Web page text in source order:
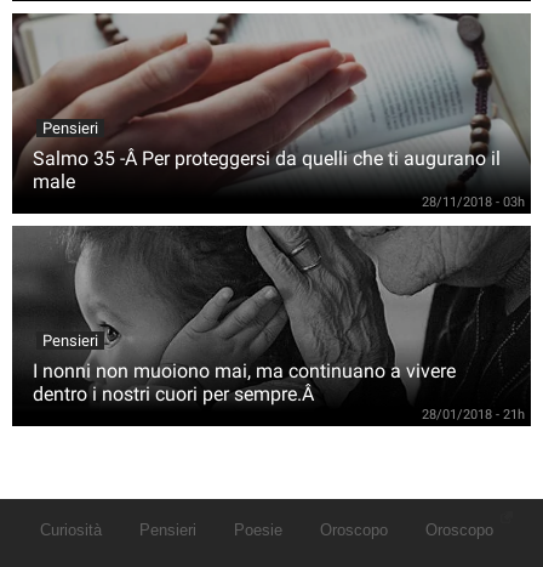
Pensieri
Salmo 35 -Â Per proteggersi da quelli che ti augurano il
male
28/11/2018 - 03h
Pensieri
I nonni non muoiono mai, ma continuano a vivere
dentro i nostri cuori per sempre.Â
28/01/2018 - 21h
Curiosità Pensieri Poesie Oroscopo Oroscopo